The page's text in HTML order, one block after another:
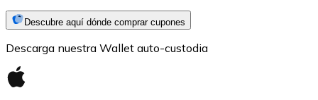
Descubre aquí dónde comprar cupones
Descarga nuestra Wallet auto-custodia